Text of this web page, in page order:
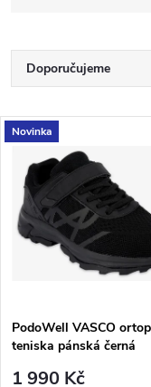
Ř
a
z
e
n
p
Doporučujeme
Nejdražší
Nejprodávanější
Abecedně
V
ý
p
s
p
Novinka
PodoWell VASCO
teniska pánská černá
1 990 Kč